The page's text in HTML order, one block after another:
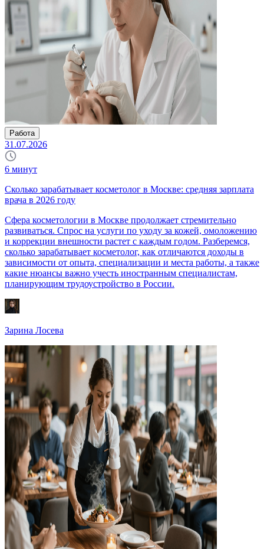
Работа
31.07.2026
6 минут
Сколько зарабатывает косметолог в Москве: средняя зарплата
врача в 2026 году
Сфера косметологии в Москве продолжает стремительно
развиваться. Спрос на услуги по уходу за кожей, омоложению
и коррекции внешности растет с каждым годом. Разберемся,
сколько зарабатывает косметолог, как отличаются доходы в
зависимости от опыта, специализации и места работы, а также
какие нюансы важно учесть иностранным специалистам,
планирующим трудоустройство в России.
Зарина Лосева